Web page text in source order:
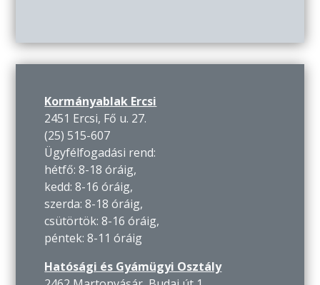
Kormányablak Ercsi
2451 Ercsi, Fő u. 27.
(25) 515-607
Ügyfélfogadási rend:
hétfő: 8-18 óráig,
kedd: 8-16 óráig,
szerda: 8-18 óráig,
csütörtök: 8-16 óráig,
péntek: 8-11 óráig
Hatósági és Gyámügyi Osztály